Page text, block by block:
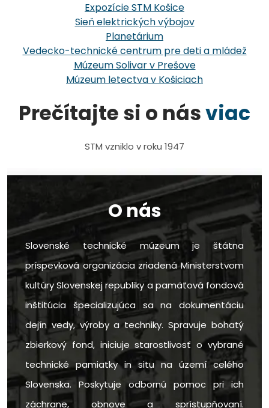
Expozície STM Košice
Sieň elektrických výbojov
Planetárium
Vedecko-technické centrum pre deti a mládež
Múzeum Solivar v Prešove
Múzeum letectva v Košiciach
Prečítajte si o násviac
STM vzniklo v roku 1947
O nás
Slovenské technické múzeum je štátna
príspevková organizácia zriadená Ministerstvom
kultúry Slovenskej republiky a pamäťová fondová
inštitúcia špecializujúca sa na dokumentáciu
dejín vedy, výroby a techniky. Spravuje bohatý
zbierkový fond, iniciuje starostlivosť o vybrané
technické pamiatky in situ na území celého
Slovenska. Poskytuje odbornú pomoc pri ich
záchrane, obnove a sprístupňovaní.